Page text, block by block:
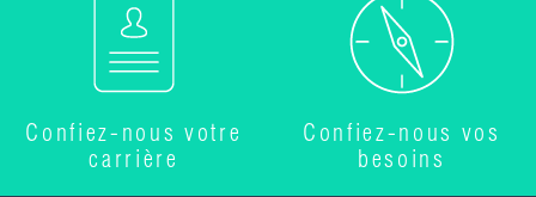
Confiez-nous votre
carrière
Confiez-nous vos
besoins